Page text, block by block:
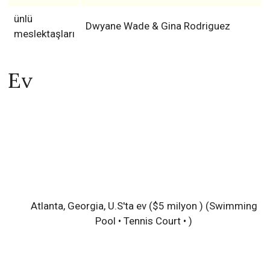
ünlü
meslektaşları
Dwyane Wade & Gina Rodriguez
Ev
Atlanta, Georgia, U.S'ta ev ($5 milyon ) (Swimming
Pool • Tennis Court • )